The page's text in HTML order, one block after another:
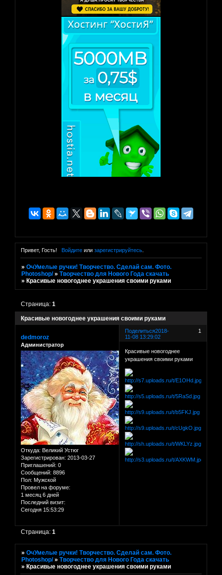
Привет, Гость! Войдитеили зарегистрируйтесь.
»ОчУмелые ручки! Творчество. Сделай сам. Фото.
Photoshop/ »Творчество для Нового Года скачать
» Красивые новогоднее украшения своими руками
Красивые новогоднее украшения своими руками
Страница:1
Поделиться 1
2018-
11-08 13:29:02
dedmoroz
Администратор
Откуда: Великий Устюг
Зарегистрирован: 2013-03-27
Приглашений: 0
Сообщений: 8896
Пол: Мужской
Провел на форуме:
1 месяц 6 дней
Последний визит:
Сегодня 15:53:29
Красивые новогоднее
украшения своими руками
Страница:1
»ОчУмелые ручки! Творчество. Сделай сам. Фото.
Photoshop/ »Творчество для Нового Года скачать
»Красивые новогоднее украшения своими руками